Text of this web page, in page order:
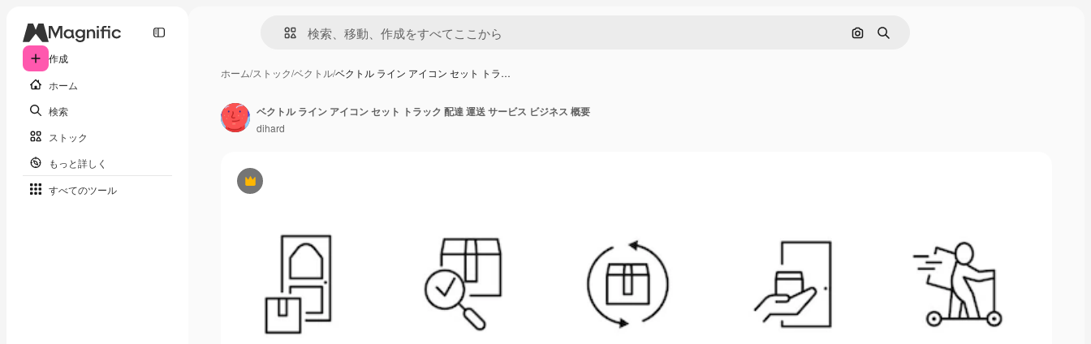
作成
ホーム
検索
ストック
もっと詳しく
すべてのツール
画像で検索
検索
ホーム/ストック/ベクトル/ベクトル ライン アイコン セット トラ…
Premium
ベクトル ライン アイコン セット トラック 配達 運送 サービス ビジネス 概要
dihard